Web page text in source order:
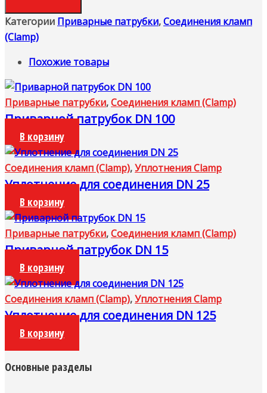
Категории Приварные патрубки,Соединения кламп
(Clamp)
Похожие товары
Приварные патрубки,Соединения кламп (Clamp)
Приварной патрубок DN 100
В корзину
Соединения кламп (Clamp),Уплотнения Clamp
Уплотнение для соединения DN 25
В корзину
Приварные патрубки,Соединения кламп (Clamp)
Приварной патрубок DN 15
В корзину
Соединения кламп (Clamp),Уплотнения Clamp
Уплотнение для соединения DN 125
В корзину
Основные разделы